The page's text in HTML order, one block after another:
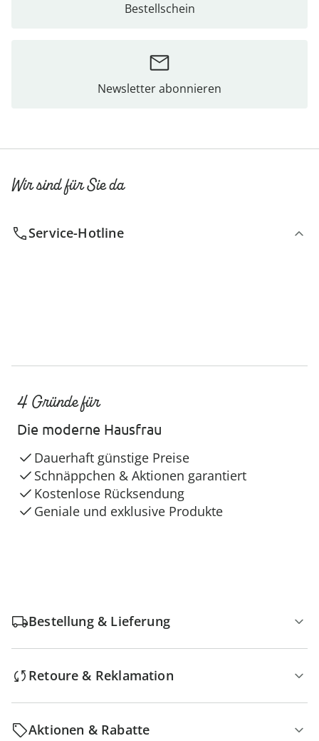
Bestellschein
Newsletter abonnieren
Wir sind für Sie da
Service-Hotline
4 Gründe für
Die moderne Hausfrau
Dauerhaft günstige Preise
Schnäppchen & Aktionen garantiert
Kostenlose Rücksendung
Geniale und exklusive Produkte
Bestellung & Lieferung
Retoure & Reklamation
Aktionen & Rabatte